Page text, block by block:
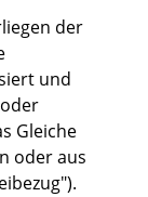
der
und
Gleiche
oder aus